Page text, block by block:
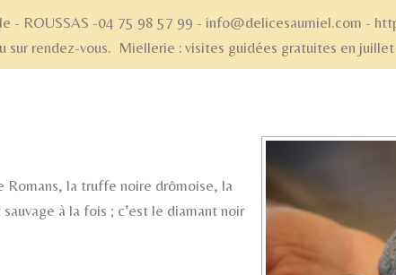
- ROUSSAS -04 75 98 57 99 - info@delicesaumiel.com -
sur rendez-vous. Miellerie : visites guidées gratuites en
Romans, la truffe noire drômoise, la
à la fois ; c’est le diamant noir